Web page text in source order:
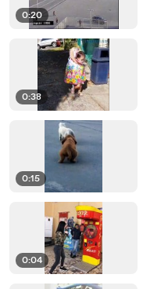
0:20
0:38
0:15
0:04